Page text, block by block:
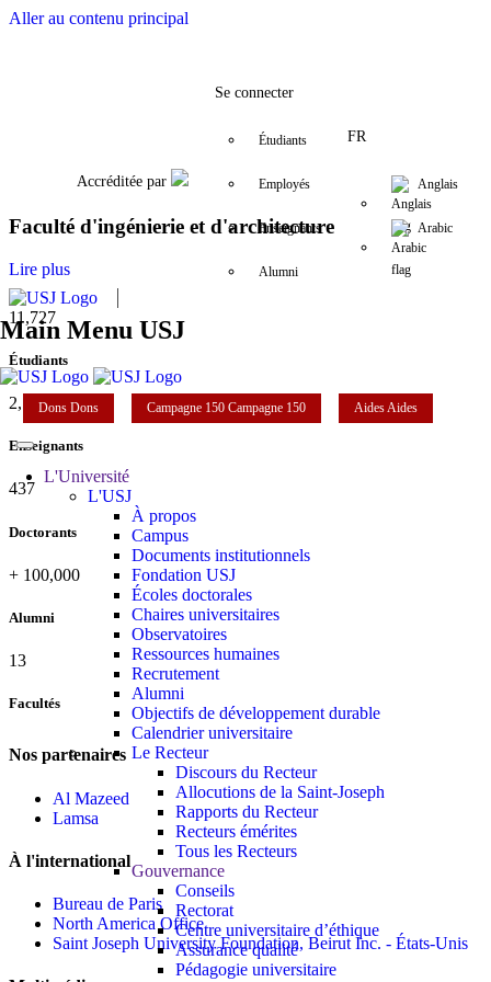
Aller au contenu principal
FacebookTwitter
Accréditée par
Se connecter
Étudiants
Employés
Enseignants
Alumni
FR
Anglais
Arabic
Main Menu USJ
Dons Dons Campagne 150 Campagne 150 AidesAides
L'Université
L'USJ
À propos
Campus
Documents institutionnels
Fondation USJ
Écoles doctorales
Chaires universitaires
Observatoires
Ressources humaines
Recrutement
Alumni
Objectifs de développement durable
Calendrier universitaire
Le Recteur
Discours du Recteur
Allocutions de la Saint-Joseph
Rapports du Recteur
Recteurs émérites
Tous les Recteurs
Gouvernance
Conseils
Rectorat
Centre universitaire d’éthique
Assurance qualité
Pédagogie universitaire
Faculté d'ingénierie et d'architecture
Lire plus
11,727
Étudiants
2,142
Enseignants
437
Doctorants
+ 100,000
Alumni
13
Facultés
Nos partenaires
Al Mazeed
Lamsa
À l'international
Bureau de Paris
North America Office
Saint Joseph University Foundation, Beirut Inc. - États-Unis